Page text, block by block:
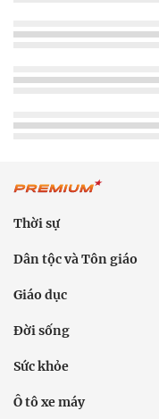
Thời sự
Dân tộc và Tôn giáo
Giáo dục
Đời sống
Sức khỏe
Ô tô xe máy